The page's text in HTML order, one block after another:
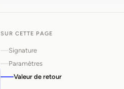
SUR CETTE PAGE
Signature
Paramètres
Valeur de retour